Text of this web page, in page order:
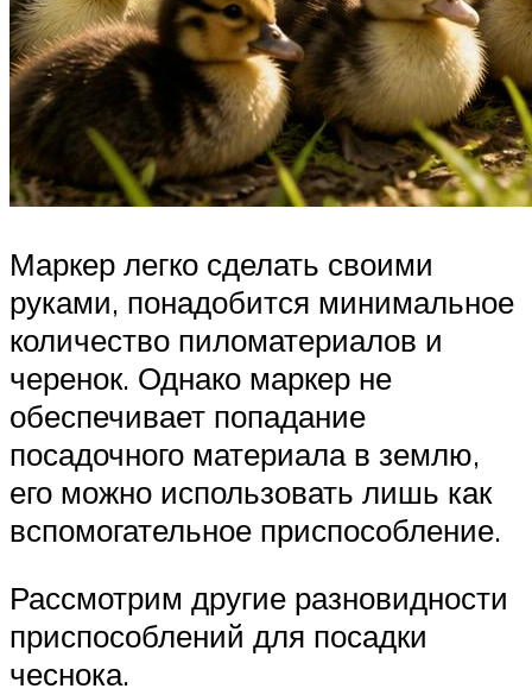
Маркер легко сделать своими
руками, понадобится минимальное
количество пиломатериалов и
черенок. Однако маркер не
обеспечивает попадание
посадочного материала в землю,
его можно использовать лишь как
вспомогательное приспособление.
Рассмотрим другие разновидности
приспособлений для посадки
чеснока.